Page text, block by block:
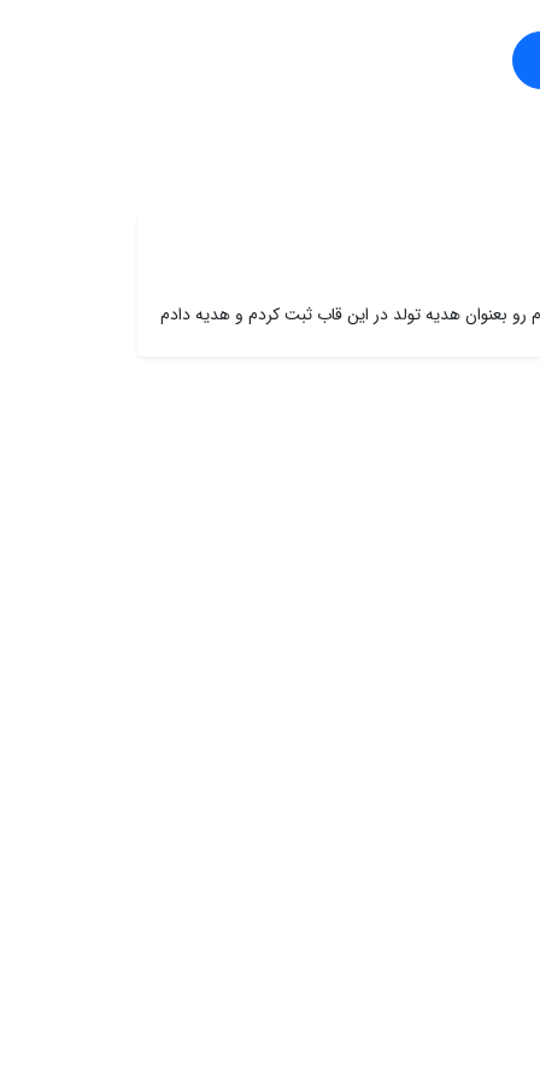
رو بعنوان هدیه تولد در این قاب ثبت کردم و هدیه دادم